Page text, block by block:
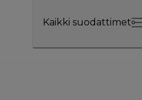
Kaikki suodattimet